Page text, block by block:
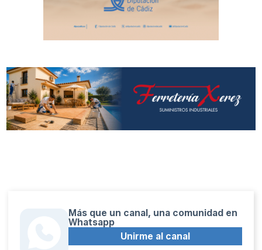
Más que un canal, una comunidad en
Whatsapp
Unirme al canal